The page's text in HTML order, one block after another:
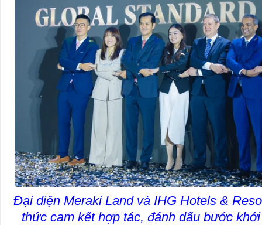
Đại diện Meraki Land và IHG Hotels &
thức cam kết hợp tác, đánh dấu bước